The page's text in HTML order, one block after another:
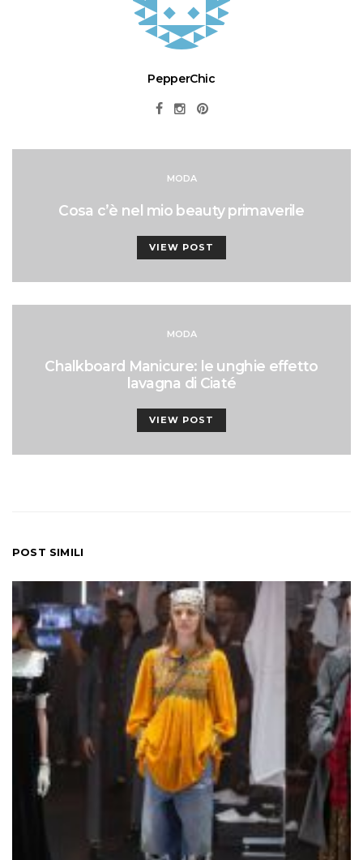
PepperChic
MODA
Cosa c’è nel mio beauty primaverile
VIEW POST
MODA
Chalkboard Manicure: le unghie effetto
lavagna di Ciaté
VIEW POST
POST SIMILI